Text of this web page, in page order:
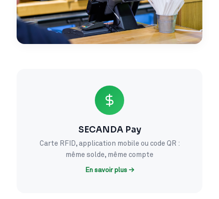
SECANDA Pay
Carte RFID, application mobile ou code QR :
même solde, même compte
En savoir plus →